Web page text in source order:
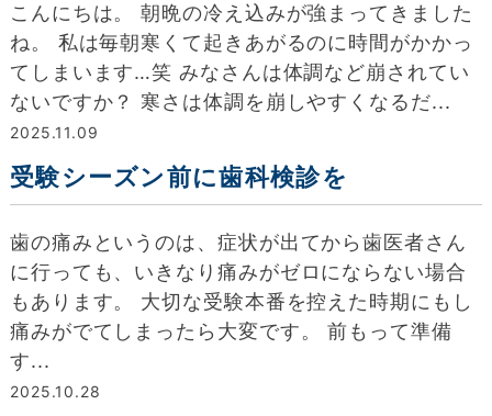
こんにちは。 朝晩の冷え込みが強まってきました
ね。 私は毎朝寒くて起きあがるのに時間がかかっ
てしまいます…笑 みなさんは体調など崩されてい
ないですか？ 寒さは体調を崩しやすくなるだ...
2025.11.09
受験シーズン前に歯科検診を
歯の痛みというのは、症状が出てから歯医者さん
に行っても、いきなり痛みがゼロにならない場合
もあります。 大切な受験本番を控えた時期にもし
痛みがでてしまったら大変です。 前もって準備
す...
2025.10.28